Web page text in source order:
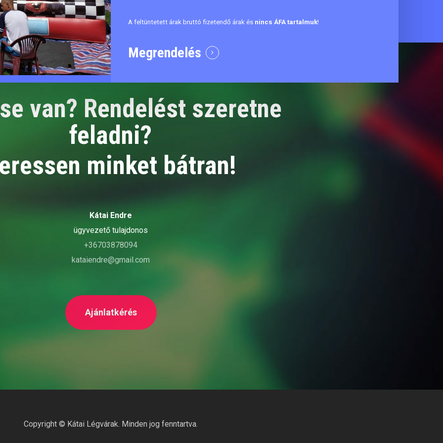
A feltüntetett árak bruttó fizetendő árak és nincs ÁFA tartalmuk!
Megrendelés
van? Rendelést szeretne
feladni?
minket bátran!
Kátai Endre
ügyvezető tulajdonos
+36703878094
kataiendre@gmail.com
Ajánlatkérés
Copyright © Kátai Légvárak . Minden jog fenntartva.